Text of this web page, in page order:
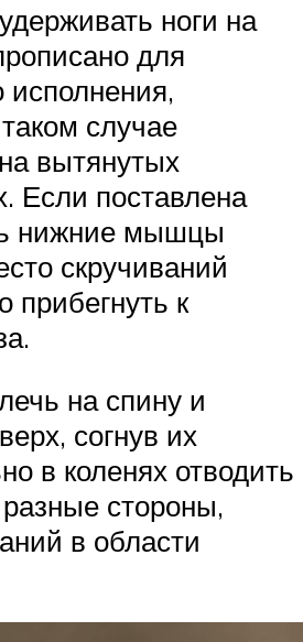
ноги на
для
исполнения,
случае
вытянутых
Если поставлена
нижние мышцы
скручиваний
прибегнуть к
на спину и
согнув их
в коленях отводить
стороны,
в области